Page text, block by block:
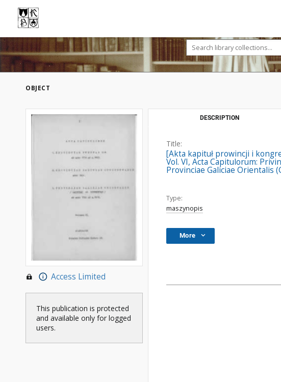
OBJECT
Access Limited
This publication is protected
and available only for logged
users.
DESCRIPTION
Title:
[Akta kapituł prowincji i
Vol. VI, Acta Capitulorum:
Provinciae Galiciae Orientalis
Type:
maszynopis
More